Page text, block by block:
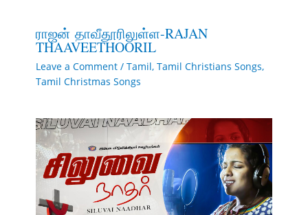
ராஜன் தாவீதூரிலுள்ள-RAJAN
THAAVEETHOORIL
Leave a Comment / Tamil, Tamil Christians Songs,
Tamil Christmas Songs